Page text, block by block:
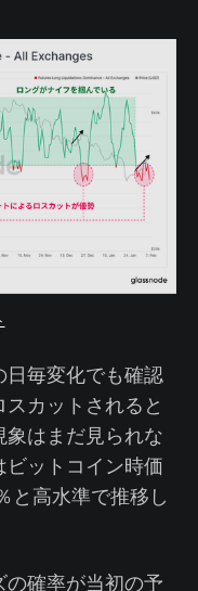
毎変化でも確認
カットされると
はまだ見られな
ットコイン時価
と高水準で推移し
確率が当初の予